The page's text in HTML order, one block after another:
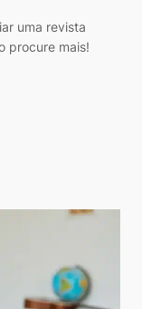
uma revista
procure mais!